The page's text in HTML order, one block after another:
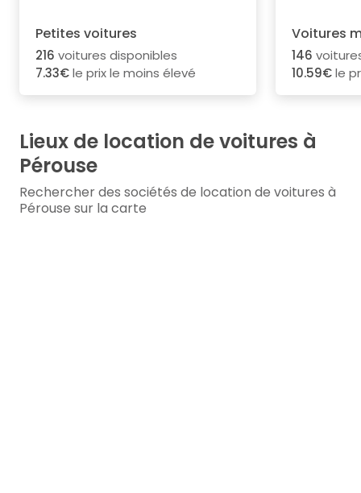
Petites voitures
216 voitures disponibles
7.33€le prix le moins élevé
Voitures
146
10.59€le
Lieux de location de voitures à
Pérouse
Rechercher des sociétés de location de voitures à
Pérouse sur la carte